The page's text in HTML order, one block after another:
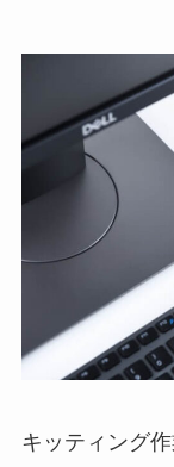
キッティング